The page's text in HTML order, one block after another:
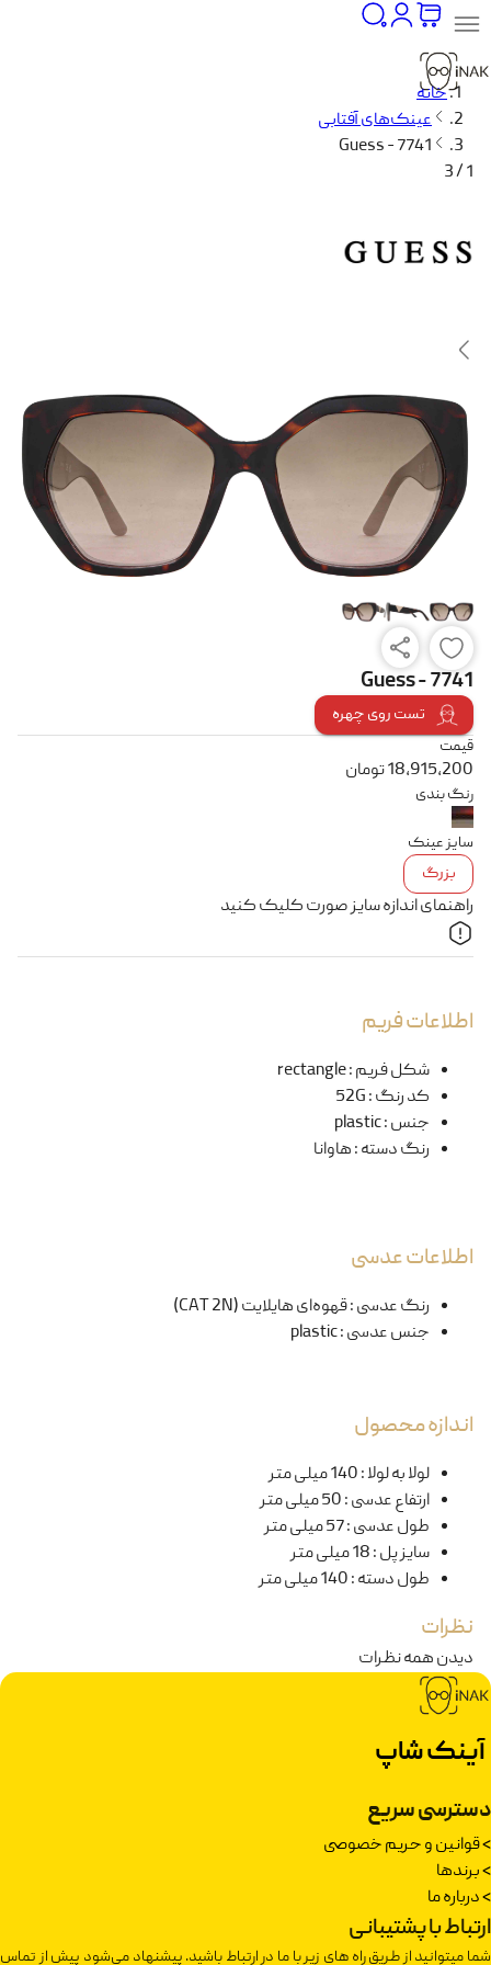
خانه
عینک‌های آفتابی
Guess - 7741
1 / 3
Guess - 7741
تست روی چهره
قیمت
18,915,200تومان
رنگ بندی
سایز عینک
بزرگ
راهنمای اندازه سایز صورت کلیک کنید
اطلاعات فریم
شکل فریم:
rectangle
کد رنگ:
52G
جنس:
plastic
رنگ دسته:هاوانا
اطلاعات عدسی
رنگ عدسی:قهوه‌ای هایلایت (CAT 2N)
جنس عدسی:
plastic
اندازه محصول
لولا به لولا:140 میلی متر
ارتفاع عدسی:50 میلی متر
طول عدسی:57 میلی متر
سایز پل:18 میلی متر
طول دسته:140 میلی متر
نظرات
دیدن همه نظرات
آینک شاپ
دسترسی سریع
>قوانین و حریم خصوصی
>برندها
>درباره ما
ارتباط با پشتیبانی
شما میتوانید از طریق راه های زیر با ما در ارتباط باشید. پیشنهاد می‌شود پیش از تماس